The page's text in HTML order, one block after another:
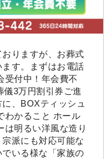
おりますが、お葬式
す。まずはお電話
受付中！年会費不
儀3万円割引券ご進
、BOXティッシュ
わかること ホール
は明るい洋風な造り
派にも対応可能な
いる様な「家族の